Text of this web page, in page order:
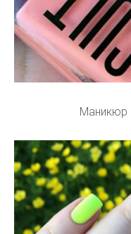
Маникюр